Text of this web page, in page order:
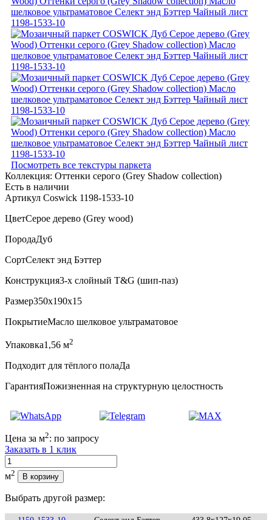
Посмотреть все текстуры паркета
Коллекция: Оттенки серого (Grеy Shadow collection)
Есть в наличии
Артикул Coswick 1198-1533-10
ЦветСерое дерево (Grey wood)
ПородаДуб
СортСелект энд Бэттер
Конструкция3-х слойный T&G (шип-паз)
Размер350x190x15
ПокрытиеМасло шелковое ультраматовое
Упаковка1,56 м2
Подходит для тёплого полаДа
ГарантияПожизненная на структурную целостность
Цена за м2: по запросу
Заказать в 1 клик
Количество
м2 В корзину
Выбрать другой размер: